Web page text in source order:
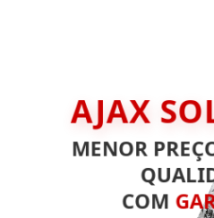
AJAX
MENOR
COM